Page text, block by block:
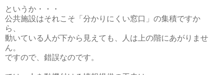
というか・・・
公共施設はそれこそ「分かりにくい窓口」の集積ですか
ら、
動いている人が下から見えても、人は上の階にあがりませ
ん。
ですので、錯誤なのです。